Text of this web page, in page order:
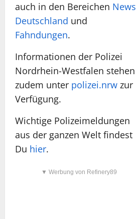
auch in den Bereichen News
Deutschland und
Fahndungen.
Informationen der Polizei
Nordrhein-Westfalen stehen
zudem unter polizei.nrw zur
Verfügung.
Wichtige Polizeimeldungen
aus der ganzen Welt findest
Du hier.
▼ Werbung von Refinery89